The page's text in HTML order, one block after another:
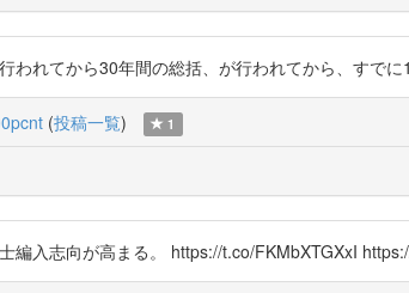
われてから30年間の総括、が行われてから、すで
(投稿一覧) 1
編入志向が高まる。 https://t.co/FKMbXTGXxI